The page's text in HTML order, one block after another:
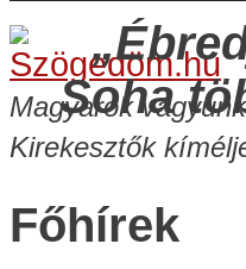
Magyarok
Kirekesztők
Soha
Főhírek